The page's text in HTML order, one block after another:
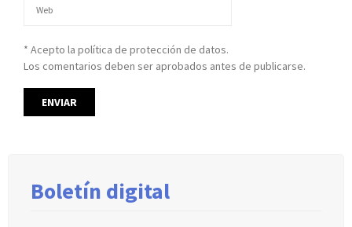
* Acepto la política de protección de datos.
Los comentarios deben ser aprobados antes de publicarse.
Boletín digital